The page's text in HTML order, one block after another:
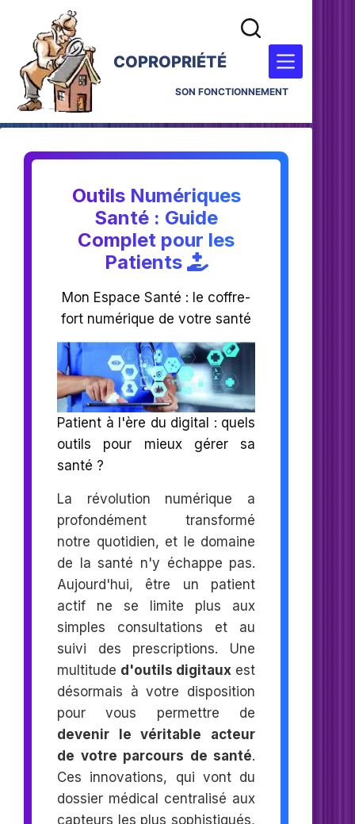
COPROPRIÉTÉ
SON FONCTIONNEMENT
Outils Numériques
Santé : Guide
Complet pour les
Patients
Mon Espace Santé : le coffre-
fort numérique de votre santé
Patient à l'ère du digital : quels
outils pour mieux gérer sa
santé ?
La révolution numérique a
profondément transformé
notre quotidien, et le domaine
de la santé n'y échappe pas.
Aujourd'hui, être un patient
actif ne se limite plus aux
simples consultations et au
suivi des prescriptions. Une
multitude d'outils digitaux est
désormais à votre disposition
pour vous permettre de
devenir le véritable acteur
de votre parcours de santé.
Ces innovations, qui vont du
dossier médical centralisé aux
capteurs les plus sophistiqués,